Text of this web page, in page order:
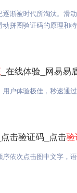
渐被时代所淘汰。滑
动拼图验证码的原理和
_在线体验_网易易
用户体验极佳，秒速通过
_点击验证码_点击
依次点击图中文字，